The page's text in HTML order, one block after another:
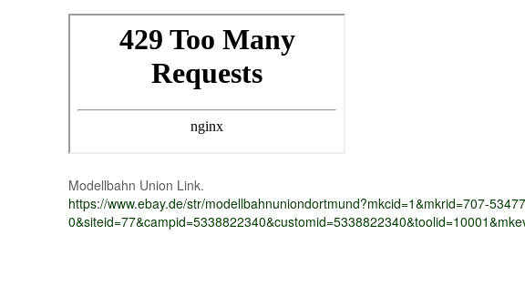
Modellbahn Union Link.
https://www.ebay.de/str/modellbahnuniondortmund?mkcid=1&mkrid=707-